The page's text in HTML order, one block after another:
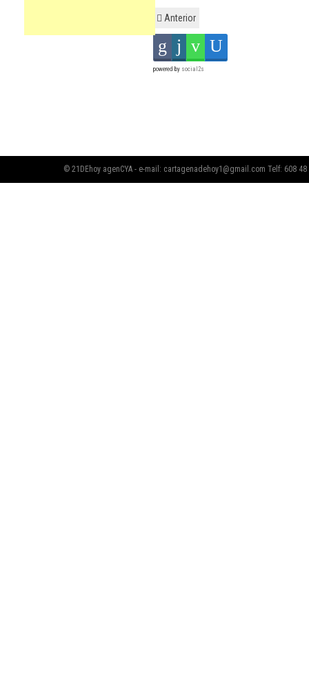
Anterior
powered by social2s
© 21DEhoy agenCYA - e-mail: cartagenadehoy1@gmail.com Telf: 608 48